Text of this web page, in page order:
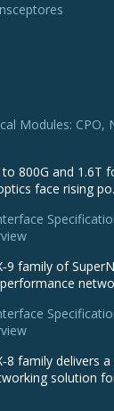
Modules: CPO,
800G and 1.6T
face rising
family of
family delivers
solution